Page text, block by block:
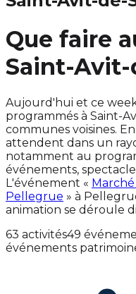
Que faire
Saint-Avit-
Aujourd'hui et ce
programmés à Saint-
communes voisines.
attendent dans un
notamment au
événements,
L'événement «
Pellegrue » à
animation se déroule
63 activités49
événements